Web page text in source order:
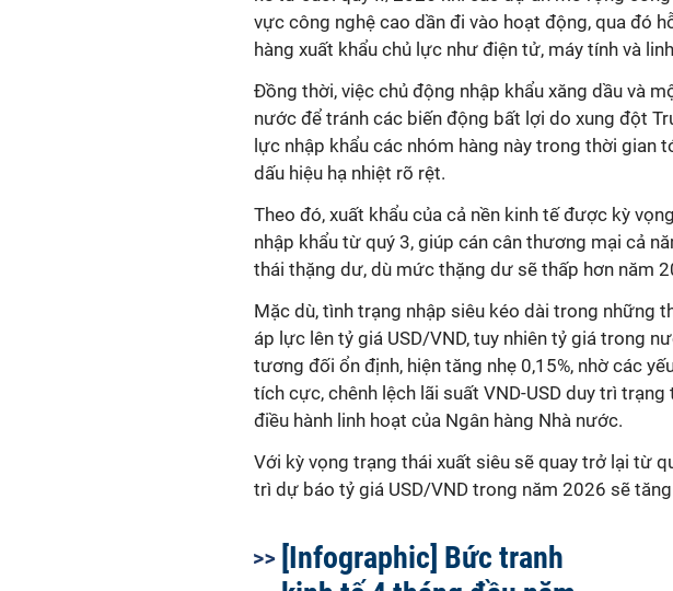
vực công nghệ cao dần đi vào hoạt động, qua đó
hàng xuất khẩu chủ lực như điện tử, máy tính và
Đồng thời, việc chủ động nhập khẩu xăng dầu và
nước để tránh các biến động bất lợi do xung đột
lực nhập khẩu các nhóm hàng này trong thời gian
dấu hiệu hạ nhiệt rõ rệt.
Theo đó, xuất khẩu của cả nền kinh tế được kỳ
nhập khẩu từ quý 3, giúp cán cân thương mại cả
thái thặng dư, dù mức thặng dư sẽ thấp hơn năm
Mặc dù, tình trạng nhập siêu kéo dài trong những
áp lực lên tỷ giá USD/VND, tuy nhiên tỷ giá trong
tương đối ổn định, hiện tăng nhẹ 0,15%, nhờ các
tích cực, chênh lệch lãi suất VND-USD duy trì
điều hành linh hoạt của Ngân hàng Nhà nước.
Với kỳ vọng trạng thái xuất siêu sẽ quay trở lại từ
trì dự báo tỷ giá USD/VND trong năm 2026 sẽ tăng
[Infographic] Bức tranh